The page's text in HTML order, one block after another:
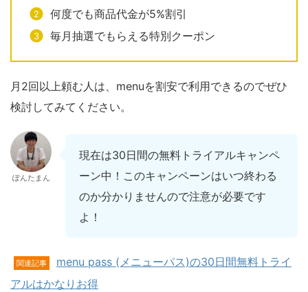
何度でも商品代金が5%割引
毎月抽選でもらえる特別クーポン
月2回以上頼む人は、menuを割安で利用できるのでぜひ
検討してみてください。
ぽんたまん
現在は30日間の無料トライアルキャンペ
ーン中！このキャンペーンはいつ終わる
のか分かりませんので注意が必要です
よ！
関連記事
menu pass (メニューパス)の30日間無料トライ
アルはかなりお得